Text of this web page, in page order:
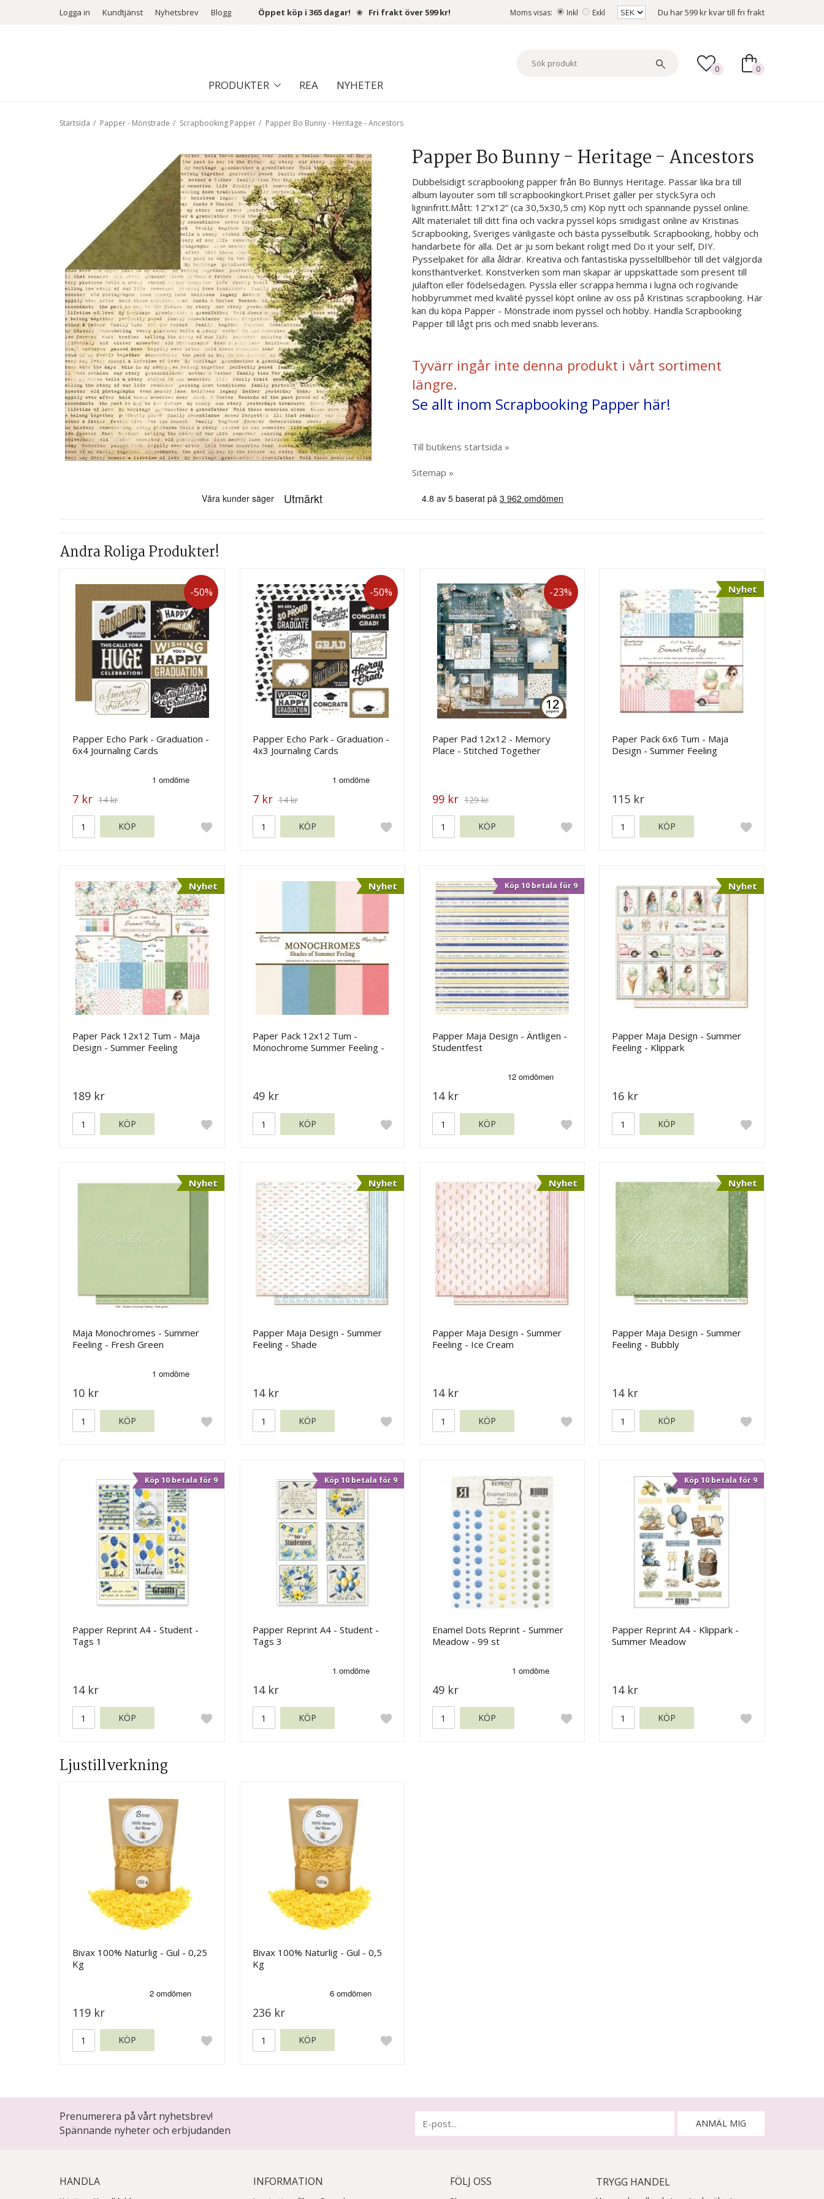
Logga in Kundtjänst Nyhetsbrev Blogg Öppet köp i 365 dagar! ❀ Fri frakt över 599 kr! Moms visas: Inkl Exkl Du har599 krkvar till fri frakt
PRODUKTER REA NYHETER
0 0
Startsida / Papper - Mönstrade / Scrapbooking Papper / Papper Bo Bunny - Heritage - Ancestors
Papper Bo Bunny - Heritage - Ancestors
Dubbelsidigt scrapbooking papper från Bo Bunnys Heritage. Passar lika bra till
album layouter som till scrapbookingkort.Priset gäller per styck.Syra och
ligninfritt.Mått: 12”x12” (ca 30,5x30,5 cm) Köp nytt och spännande pyssel online.
Allt materialet till ditt fina och vackra pyssel köps smidigast online av Kristinas
Scrapbooking, Sveriges vänligaste och bästa pysselbutik. Scrapbooking, hobby och
handarbete för alla. Det är ju som bekant roligt med Do it your self, DIY.
Pysselpaket för alla åldrar. Kreativa och fantastiska pysseltillbehör till det välgjorda
konsthantverket. Konstverken som man skapar är uppskattade som present till
julafton eller födelsedagen. Pyssla eller scrappa hemma i lugna och rogivande
hobbyrummet med kvalité pyssel köpt online av oss på Kristinas scrapbooking. Här
kan du köpa Papper - Mönstrade inom pyssel och hobby. Handla Scrapbooking
Papper till lågt pris och med snabb leverans.
Tyvärr ingår inte denna produkt i vårt sortiment
längre.
Se allt inom Scrapbooking Papper här!
Till butikens startsida »
Sitemap »
Andra Roliga Produkter!
-50%
Papper Echo Park - Graduation -
6x4 Journaling Cards
7 kr 14 kr
KÖP
-50%
Papper Echo Park - Graduation -
4x3 Journaling Cards
7 kr 14 kr
KÖP
-23%
Paper Pad 12x12 - Memory
Place - Stitched Together
99 kr 129 kr
KÖP
Nyhet
Paper Pack 6x6 Tum - Maja
Design - Summer Feeling
115 kr
KÖP
Nyhet
Paper Pack 12x12 Tum - Maja
Design - Summer Feeling
189 kr
KÖP
Nyhet
Paper Pack 12x12 Tum -
Monochrome Summer Feeling -
49 kr
KÖP
Köp 10 betala för 9
Papper Maja Design - Äntligen -
Studentfest
14 kr
KÖP
Nyhet
Papper Maja Design - Summer
Feeling - Klippark
16 kr
KÖP
Nyhet
Maja Monochromes - Summer
Feeling - Fresh Green
10 kr
KÖP
Nyhet
Papper Maja Design - Summer
Feeling - Shade
14 kr
KÖP
Nyhet
Papper Maja Design - Summer
Feeling - Ice Cream
14 kr
KÖP
Nyhet
Papper Maja Design - Summer
Feeling - Bubbly
14 kr
KÖP
Köp 10 betala för 9
Papper Reprint A4 - Student -
Tags 1
14 kr
KÖP
Köp 10 betala för 9
Papper Reprint A4 - Student -
Tags 3
14 kr
KÖP
Enamel Dots Reprint - Summer
Meadow - 99 st
49 kr
KÖP
Köp 10 betala för 9
Papper Reprint A4 - Klippark -
Summer Meadow
14 kr
KÖP
Ljustillverkning
Bivax 100% Naturlig - Gul - 0,25
Kg
119 kr
KÖP
Bivax 100% Naturlig - Gul - 0,5
Kg
236 kr
KÖP
Prenumerera på vårt nyhetsbrev!
Spännande nyheter och erbjudanden
ANMÄL MIG
HANDLA INFORMATION FÖLJ OSS TRYGG HANDEL